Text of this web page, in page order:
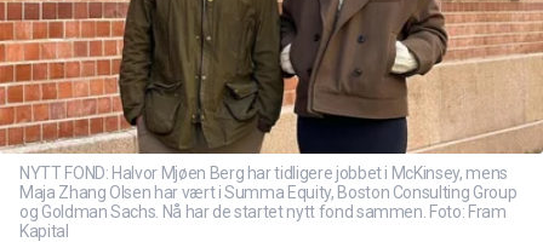
NYTT FOND: Halvor Mjøen Berg har tidligere jobbet i McKinsey, mens
Maja Zhang Olsen har vært i Summa Equity, Boston Consulting Group
og Goldman Sachs. Nå har de startet nytt fond sammen. Foto: Fram
Kapital